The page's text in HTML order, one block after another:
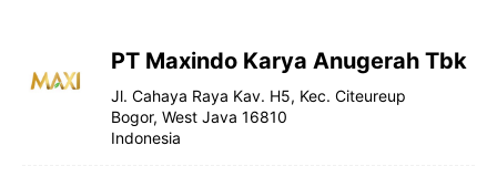
PT Maxindo Karya Anugerah Tbk
Jl. Cahaya Raya Kav. H5, Kec. Citeureup
Bogor, West Java 16810
Indonesia